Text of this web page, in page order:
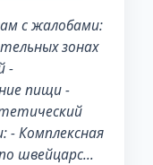
с жалобами:
зонах
-
пищи -
- Комплексная
швейцарс…